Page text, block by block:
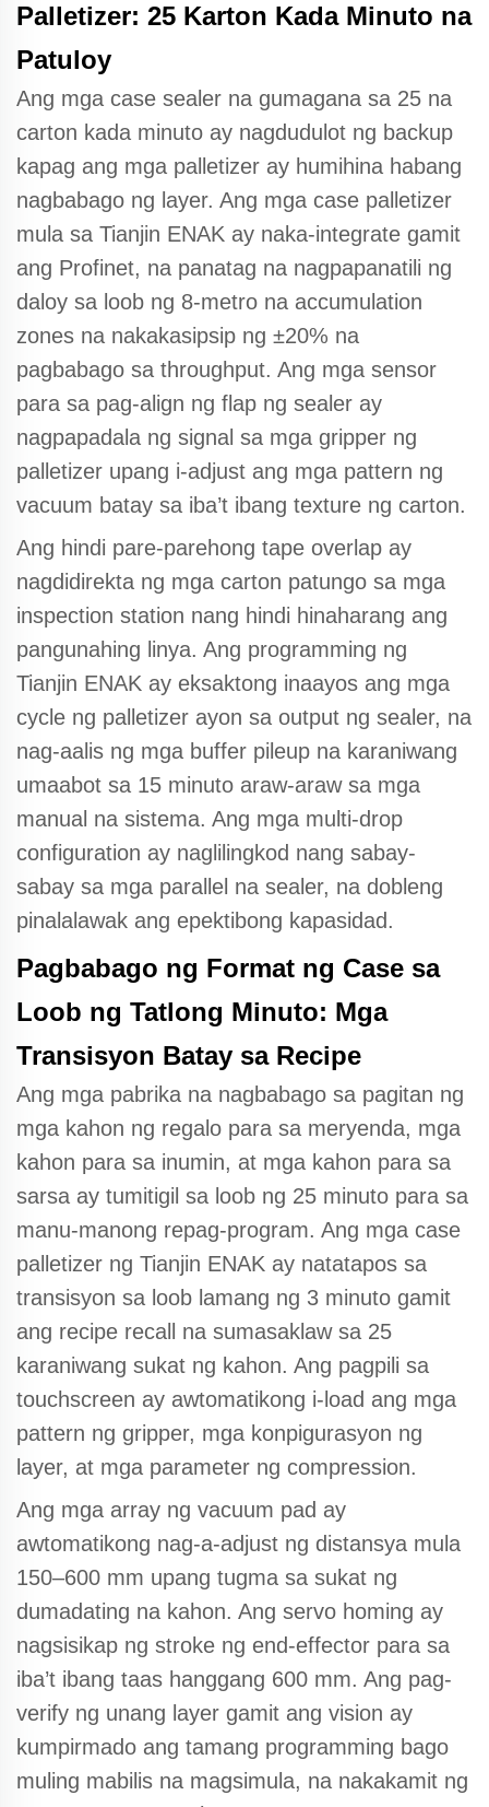
Palletizer: 25 Karton Kada Minuto na
Patuloy
Ang mga case sealer na gumagana sa 25 na
carton kada minuto ay nagdudulot ng backup
kapag ang mga palletizer ay humihina habang
nagbabago ng layer. Ang mga case palletizer
mula sa Tianjin ENAK ay naka-integrate gamit
ang Profinet, na panatag na nagpapanatili ng
daloy sa loob ng 8-metro na accumulation
zones na nakakasipsip ng ±20% na
pagbabago sa throughput. Ang mga sensor
para sa pag-align ng flap ng sealer ay
nagpapadala ng signal sa mga gripper ng
palletizer upang i-adjust ang mga pattern ng
vacuum batay sa iba’t ibang texture ng carton.
Ang hindi pare-parehong tape overlap ay
nagdidirekta ng mga carton patungo sa mga
inspection station nang hindi hinaharang ang
pangunahing linya. Ang programming ng
Tianjin ENAK ay eksaktong inaayos ang mga
cycle ng palletizer ayon sa output ng sealer, na
nag-aalis ng mga buffer pileup na karaniwang
umaabot sa 15 minuto araw-araw sa mga
manual na sistema. Ang mga multi-drop
configuration ay naglilingkod nang sabay-
sabay sa mga parallel na sealer, na dobleng
pinalalawak ang epektibong kapasidad.
Pagbabago ng Format ng Case sa
Loob ng Tatlong Minuto: Mga
Transisyon Batay sa Recipe
Ang mga pabrika na nagbabago sa pagitan ng
mga kahon ng regalo para sa meryenda, mga
kahon para sa inumin, at mga kahon para sa
sarsa ay tumitigil sa loob ng 25 minuto para sa
manu-manong repag-program. Ang mga case
palletizer ng Tianjin ENAK ay natatapos sa
transisyon sa loob lamang ng 3 minuto gamit
ang recipe recall na sumasaklaw sa 25
karaniwang sukat ng kahon. Ang pagpili sa
touchscreen ay awtomatikong i-load ang mga
pattern ng gripper, mga konpigurasyon ng
layer, at mga parameter ng compression.
Ang mga array ng vacuum pad ay
awtomatikong nag-a-adjust ng distansya mula
150–600 mm upang tugma sa sukat ng
dumadating na kahon. Ang servo homing ay
nagsisikap ng stroke ng end-effector para sa
iba’t ibang taas hanggang 600 mm. Ang pag-
verify ng unang layer gamit ang vision ay
kumpirmado ang tamang programming bago
muling mabilis na magsimula, na nakakamit ng